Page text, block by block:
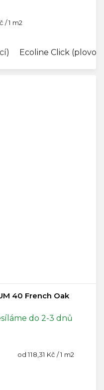
/ 1 m2
Ecoline Click
40 French Oak
do 2-3 dnů
Měrná
od 118,31 Kč / 1 m2